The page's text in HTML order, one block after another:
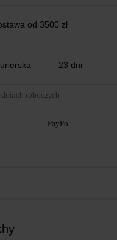
od 3500 zł
23 dni
roboczych